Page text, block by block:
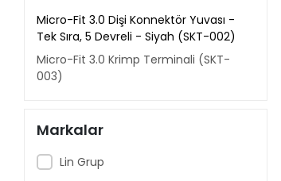
Micro-Fit 3.0 Dişi Konnektör Yuvası -
Tek Sıra, 5 Devreli - Siyah (SKT-002)
Micro-Fit 3.0 Krimp Terminali (SKT-
003)
Markalar
Lin Grup